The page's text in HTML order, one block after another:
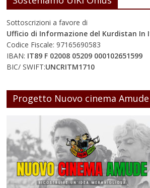
Sottoscrizioni a favore di
Ufficio di Informazione del Kurdistan In
Codice Fiscale: 97165690583
IBAN: IT89 F 02008 05209 000102651599
BIC/ SWIFT:UNCRITM1710
Progetto Nuovo cinema Amude